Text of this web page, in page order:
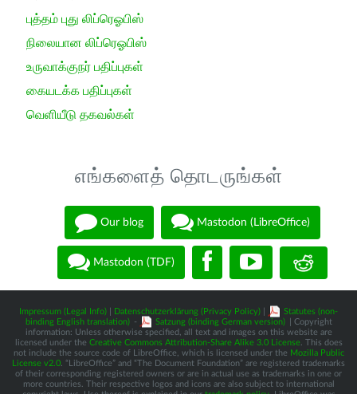
புத்தம் புது லிப்ரெஓபிஸ்
நிலையான லிப்ரெஓபிஸ்
உருவாக்குநர் பதிப்புகள்
கையடக்க பதிப்புகள்
வெளியீடு தகவல்கள்
எங்களைத் தொடருங்கள்
Our blog Mastodon (LibreOffice)
Mastodon (TDF)
Impressum (Legal Info) Datenschutzerklärung (Privacy Policy)
Statutes (non-
binding English translation) - Satzung (binding German version)
| Copyright
information: Unless otherwise specified, all text and images on this website are
licensed under the Creative Commons Attribution-Share Alike 3.0 License. This does
not include the source code of LibreOffice, which is licensed under the Mozilla Public
License v2.0 . “LibreOffice” and “The Document Foundation” are registered trademarks
of their corresponding registered owners or are in actual use as trademarks in one or
more countries. Their respective logos and icons are also subject to international